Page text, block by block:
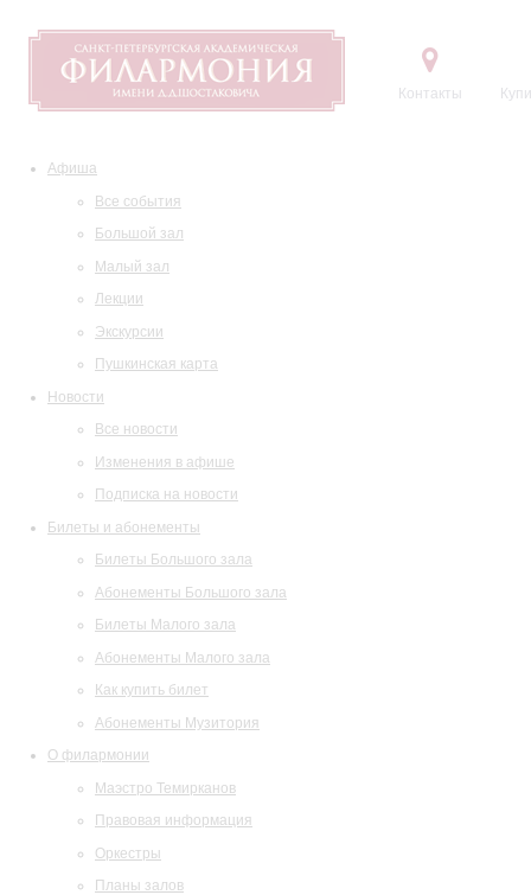
Контакты
Афиша
Все события
Большой зал
Малый зал
Лекции
Экскурсии
Пушкинская карта
Новости
Все новости
Изменения в афише
Подписка на новости
Билеты и абонементы
Билеты Большого зала
Абонементы Большого зала
Билеты Малого зала
Абонементы Малого зала
Как купить билет
Абонементы Музитория
О филармонии
Маэстро Темирканов
Правовая информация
Оркестры
Планы залов